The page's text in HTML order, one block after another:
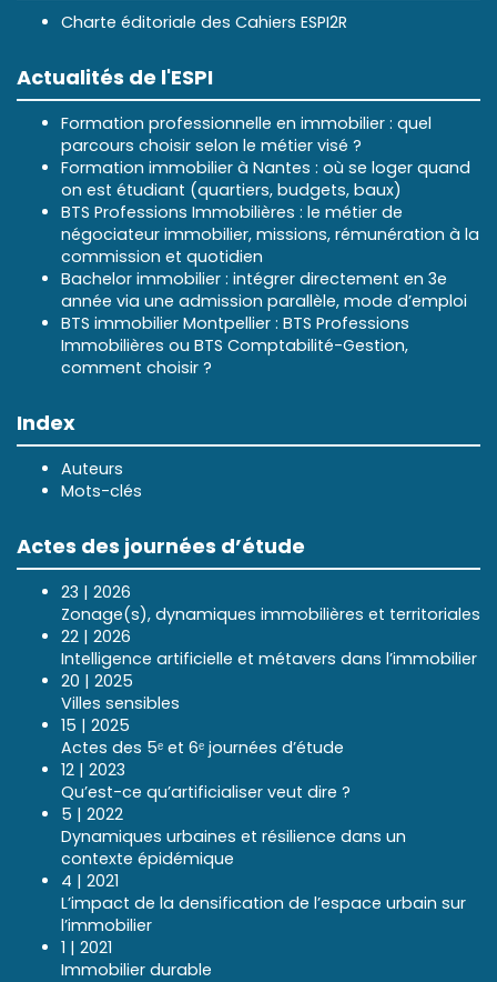
Charte éditoriale des Cahiers ESPI2R
Actualités de l'ESPI
Formation professionnelle en immobilier : quel
parcours choisir selon le métier visé ?
Formation immobilier à Nantes : où se loger quand
on est étudiant (quartiers, budgets, baux)
BTS Professions Immobilières : le métier de
négociateur immobilier, missions, rémunération à la
commission et quotidien
Bachelor immobilier : intégrer directement en 3e
année via une admission parallèle, mode d’emploi
BTS immobilier Montpellier : BTS Professions
Immobilières ou BTS Comptabilité-Gestion,
comment choisir ?
Index
Auteurs
Mots-clés
Actes des journées d’étude
23 | 2026
Zonage(s), dynamiques immobilières et territoriales
22 | 2026
Intelligence artificielle et métavers dans l’immobilier
20 | 2025
Villes sensibles
15 | 2025
Actes des 5ᵉ et 6ᵉ journées d’étude
12 | 2023
Qu’est-ce qu’artificialiser veut dire ?
5 | 2022
Dynamiques urbaines et résilience dans un
contexte épidémique
4 | 2021
L’impact de la densification de l’espace urbain sur
l’immobilier
1 | 2021
Immobilier durable